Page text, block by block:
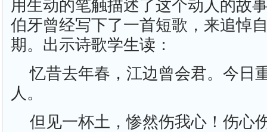
用生动的笔触描述了这个动人的故
伯牙曾经写下了一首短歌，来追悼
期。出示诗歌学生读：
忆昔去年春，江边曾会君。今日
人。
但见一杯土，惨然伤我心！伤心